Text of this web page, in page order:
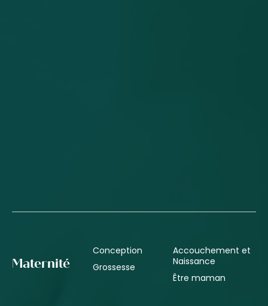
Maternité
Conception
Grossesse
Accouchement et
Naissance
Être maman